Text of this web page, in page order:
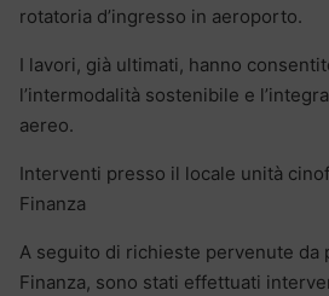
rotatoria d’ingresso in aeroporto.
I lavori, già ultimati, hanno
l’intermodalità sostenibile e
aereo.
Interventi presso il locale unità
Finanza
A seguito di richieste pervenute da
Finanza, sono stati effettuati